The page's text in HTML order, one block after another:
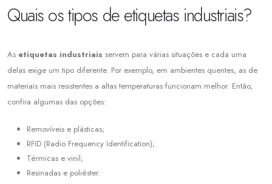
Quais os tipos de etiquetas industriais?
As etiquetas industriais servem para várias situações e cada uma
delas exige um tipo diferente. Por exemplo, em ambientes quentes, as de
materiais mais resistentes a altas temperaturas funcionam melhor. Então,
confira algumas das opções:
Removíveis e plásticas;
RFID (Radio Frequency Identification);
Térmicas e vinil;
Resinadas e poliéster.